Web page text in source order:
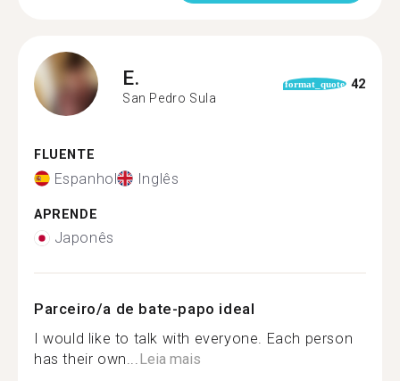
E.
San Pedro Sula
format_quote 42
FLUENTE
Espanhol Inglês
APRENDE
Japonês
Parceiro/a de bate-papo ideal
I would like to talk with everyone. Each person
has their own...Leia mais